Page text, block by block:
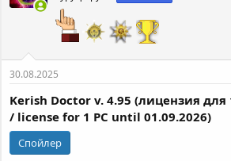
и
30.08.2025
Kerish Doctor v. 4.95 (лицензия для
/ license for 1 PC until 01.09.2026)
Спойлер